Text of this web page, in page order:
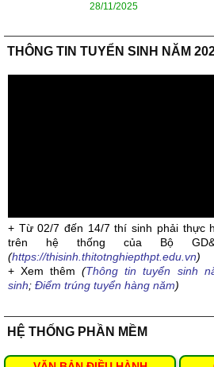
28/11/2025
THÔNG TIN TUYỂN SINH NĂM
+ Từ 02/7 đến 14/7 thí sinh phải thực
trên hệ thống của Bộ
(https://thisinh.thitotnghiepthpt.edu.vn)
+ Xem thêm(Thông tin tuyển sinh
sinh; Điểm trúng tuyển hàng năm)
HỆ THỐNG PHẦN MỀM